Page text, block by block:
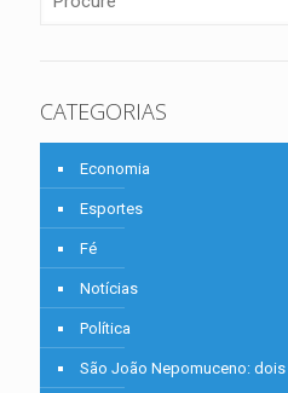
CATEGORIAS
Economia
Esportes
Fé
Notícias
Política
São João Nepomuceno: